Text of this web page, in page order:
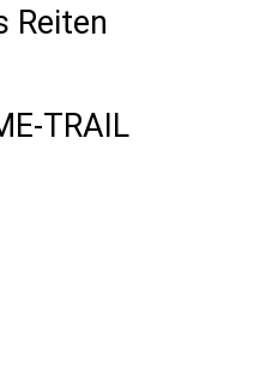
Reiten
TRAIL